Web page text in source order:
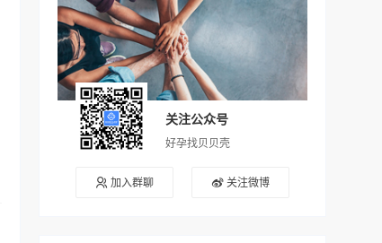
关注公众号
好孕找贝贝壳
加入群聊 关注微博